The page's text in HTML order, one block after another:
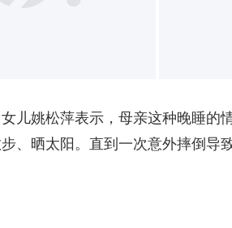
儿姚松萍表示，母亲这种晚睡
、晒太阳。直到一次意外摔倒导